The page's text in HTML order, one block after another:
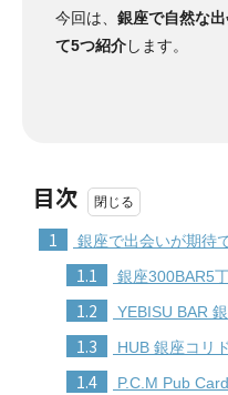
今回は、 銀座で自然な
て5つ紹介します。
目次
1 銀座で出会いが期待
1.1 銀座300BAR5
1.2 YEBISU BAR
1.3 HUB 銀座コリ
1.4
P.C.M Pub